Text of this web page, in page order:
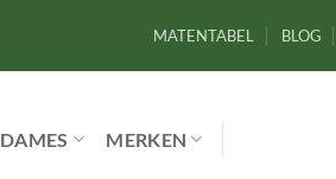
MATENTABEL BLOG
DAMES MERKEN